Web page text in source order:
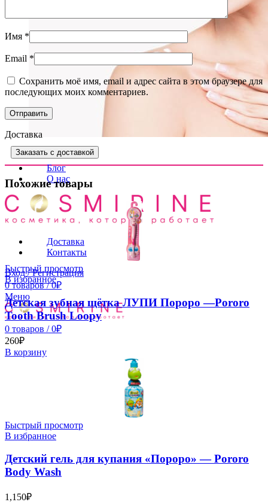
Уход за телом(72)
Блог
О нас
Доставка
Контакты
Вход / Регистрация
0товаров / 0₽
Меню
0 товаров / 0₽
Имя *
Email *
Сохранить моё имя, email и адрес сайта в этом браузере для
последующих моих комментариев.
Доставка
Заказать с доставкой
Похожие товары
Быстрый просмотр
В избранное
Детская зубная щётка ЛУПИ Пороро —Pororo
Tooth Brush Loopy
260₽
В корзину
Быстрый просмотр
В избранное
Детский гель для купания «Пороро» — Pororo
Body Wash
1,150₽